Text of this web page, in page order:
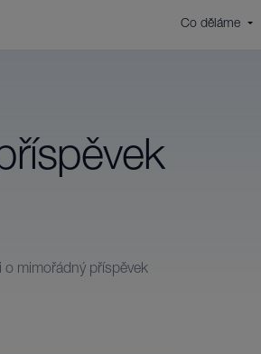
Co děláme
sektoru se
širší komerční sektor.
mimořádný příspěvek